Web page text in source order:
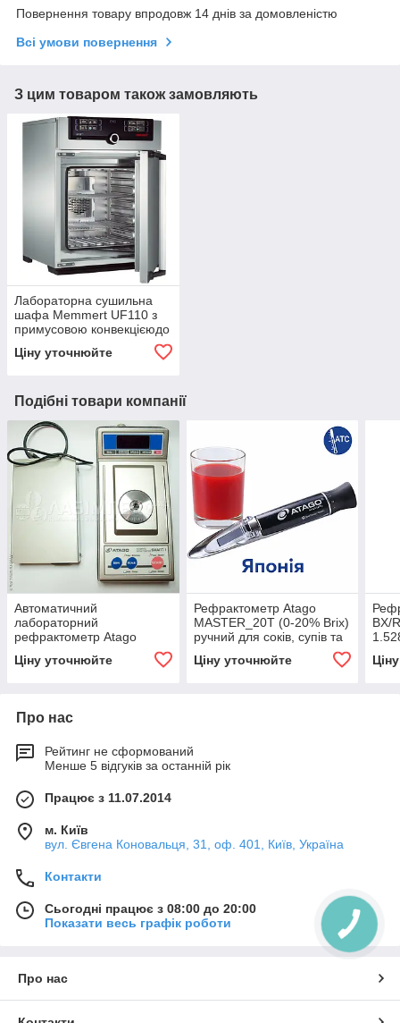
Повернення товару впродовж 14 днів за домовленістю
Всі умови повернення
З цим товаром також замовляють
Лабораторна сушильна
шафа Memmert UF110 з
примусовою конвекцієюдо
108 л, до 300°C
Ціну уточнюйте
Подібні товари компанії
Автоматичний
лабораторний
рефрактометр Atago
SMART-1 (0-95% Brix) для
цукрового виробництва,
Ціну уточнюйте
Рефрактометр Atago
MASTER_20Т (0-20% Brix)
ручний для соків, супів та
метал, БЕЗ захисту від
Ціну уточнюйте
BX/
Про нас
Рейтинг не сформований
Менше 5 відгуків за останній рік
Працює з 11.07.2014
м. Київ
вул. Євгена Коновальця, 31, оф. 401, Київ, Україна
Контакти
Сьогодні працює з 08:00 до 20:00
Показати весь графік роботи
Про нас